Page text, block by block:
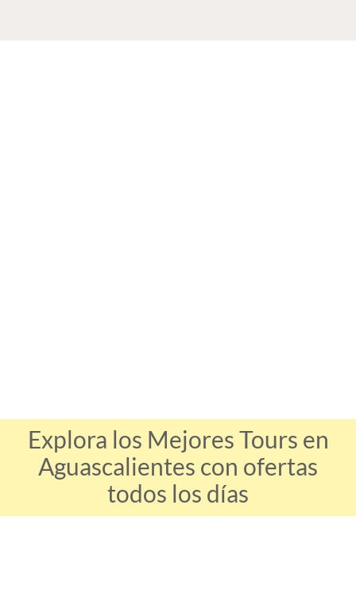
Explora los Mejores Tours en
Aguascalientes con ofertas
todos los días